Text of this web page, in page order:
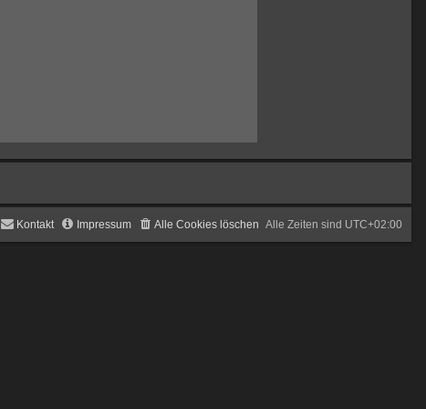
Alle Zeiten sind UTC+02:00
Alle Cookies löschen
Impressum
Kontakt